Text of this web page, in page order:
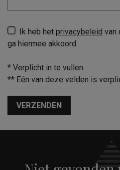
Ik heb het privacybeleid van
ga hiermee akkoord.
* Verplicht in te vullen
** Eén van deze velden is
VERZENDEN